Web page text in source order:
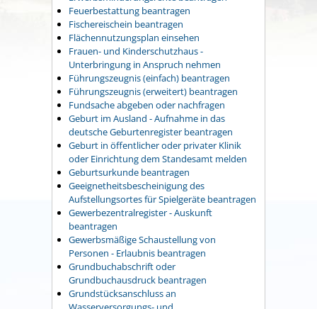
Feuerbestattung beantragen
Fischereischein beantragen
Flächennutzungsplan einsehen
Frauen- und Kinderschutzhaus -
Unterbringung in Anspruch nehmen
Führungszeugnis (einfach) beantragen
Führungszeugnis (erweitert) beantragen
Fundsache abgeben oder nachfragen
Geburt im Ausland - Aufnahme in das
deutsche Geburtenregister beantragen
Geburt in öffentlicher oder privater Klinik
oder Einrichtung dem Standesamt melden
Geburtsurkunde beantragen
Geeignetheitsbescheinigung des
Aufstellungsortes für Spielgeräte beantragen
Gewerbezentralregister - Auskunft
beantragen
Gewerbsmäßige Schaustellung von
Personen - Erlaubnis beantragen
Grundbuchabschrift oder
Grundbuchausdruck beantragen
Grundstücksanschluss an